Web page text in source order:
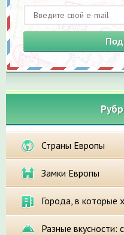
Страны Европы
Замки Европы
Города, в которые
Разные вкусности: